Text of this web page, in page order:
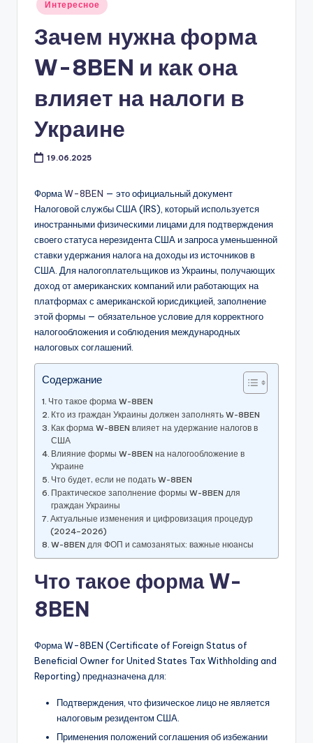
Интересное
Зачем нужна форма
W-8BEN и как она
влияет на налоги в
Украине
19.06.2025
ФормаW-8BEN — это официальный документ
Налоговой службы США (IRS), который используется
иностранными физическими лицами для подтверждения
своего статуса нерезидента США и запроса уменьшенной
ставки удержания налога на доходы из источников в
США. Для налогоплательщиков из Украины, получающих
доход от американских компаний или работающих на
платформах с американской юрисдикцией, заполнение
этой формы — обязательное условие для корректного
налогообложения и соблюдения международных
налоговых соглашений.
Содержание
Что такое форма W-8BEN
Кто из граждан Украины должен заполнять W-8BEN
Как форма W-8BEN влияет на удержание налогов в
США
Влияние формы W-8BEN на налогообложение в
Украине
Что будет, если не подать W-8BEN
Практическое заполнение формы W-8BEN для
граждан Украины
Актуальные изменения и цифровизация процедур
(2024–2026)
W-8BEN для ФОП и самозанятых: важные нюансы
Что такое форма W-
8BEN
Форма W-8BEN (Certificate of Foreign Status of
Beneficial Owner for United States Tax Withholding and
Reporting) предназначена для:
Подтверждения, что физическое лицо не является
налоговым резидентом США.
Применения положений соглашения об избежании